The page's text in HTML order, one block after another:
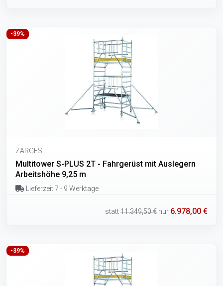
-39%
ZARGES
Multitower S-PLUS 2T - Fahrgerüst mit Auslegern
Arbeitshöhe 9,25 m
Lieferzeit 7 - 9 Werktage
statt11.349,50 € nur 6.978,00 €
-39%